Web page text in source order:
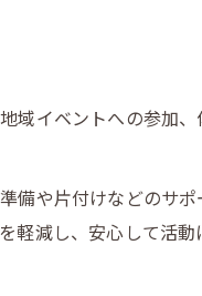
域イベントへの参加
や片付けなどのサポ
軽減し、安心して活